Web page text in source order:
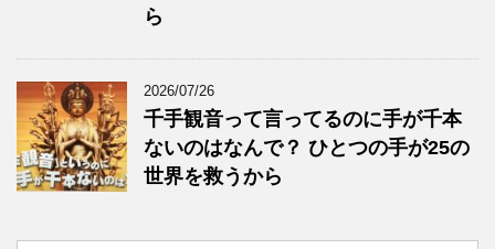
ら
2026/07/26
千手観音って言ってるのに手が千本
ないのはなんで？ ひとつの手が25の
世界を救うから